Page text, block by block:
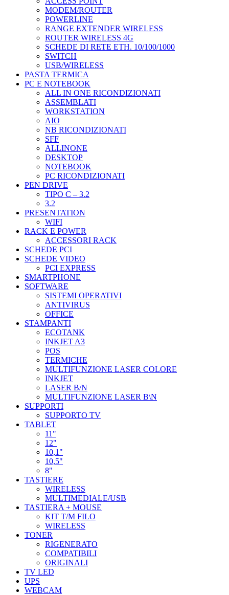
MODEM/ROUTER
POWERLINE
RANGE EXTENDER WIRELESS
ROUTER WIRELESS 4G
SCHEDE DI RETE ETH. 10/100/1000
SWITCH
USB/WIRELESS
PASTA TERMICA
PC E NOTEBOOK
ALL IN ONE RICONDIZIONATI
ASSEMBLATI
WORKSTATION
AIO
NB RICONDIZIONATI
SFF
ALLINONE
DESKTOP
NOTEBOOK
PC RICONDIZIONATI
PEN DRIVE
TIPO C – 3.2
3.2
PRESENTATION
WIFI
RACK E POWER
ACCESSORI RACK
SCHEDE PCI
SCHEDE VIDEO
PCI EXPRESS
SMARTPHONE
SOFTWARE
SISTEMI OPERATIVI
ANTIVIRUS
OFFICE
STAMPANTI
ECOTANK
INKJET A3
POS
TERMICHE
MULTIFUNZIONE LASER COLORE
INKJET
LASER B/N
MULTIFUNZIONE LASER B\N
SUPPORTI
SUPPORTO TV
TABLET
11"
12"
10,1"
10,5"
8"
TASTIERE
WIRELESS
MULTIMEDIALE/USB
TASTIERA + MOUSE
KIT T/M FILO
WIRELESS
TONER
RIGENERATO
COMPATIBILI
ORIGINALI
TV LED
UPS
WEBCAM